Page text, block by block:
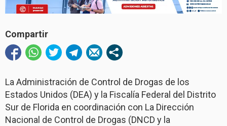
Compartir
La Administración de Control de Drogas de los
Estados Unidos (DEA) y la Fiscalía Federal del Distrito
Sur de Florida en coordinación con La Dirección
Nacional de Control de Drogas (DNCD y la